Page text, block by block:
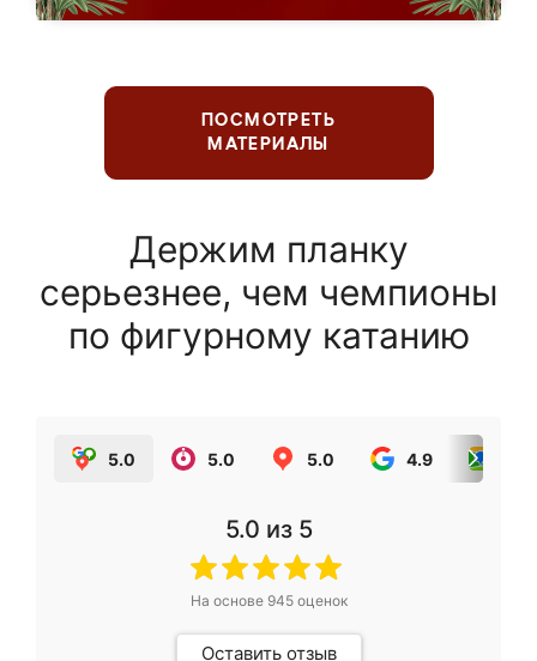
ПОСМОТРЕТЬ
МАТЕРИАЛЫ
Держим планку
серьезнее, чем чемпионы
по фигурному катанию
5.0 5.0 5.0 4.9
5.0 из 5
На основе 945оценок
Оставить отзыв